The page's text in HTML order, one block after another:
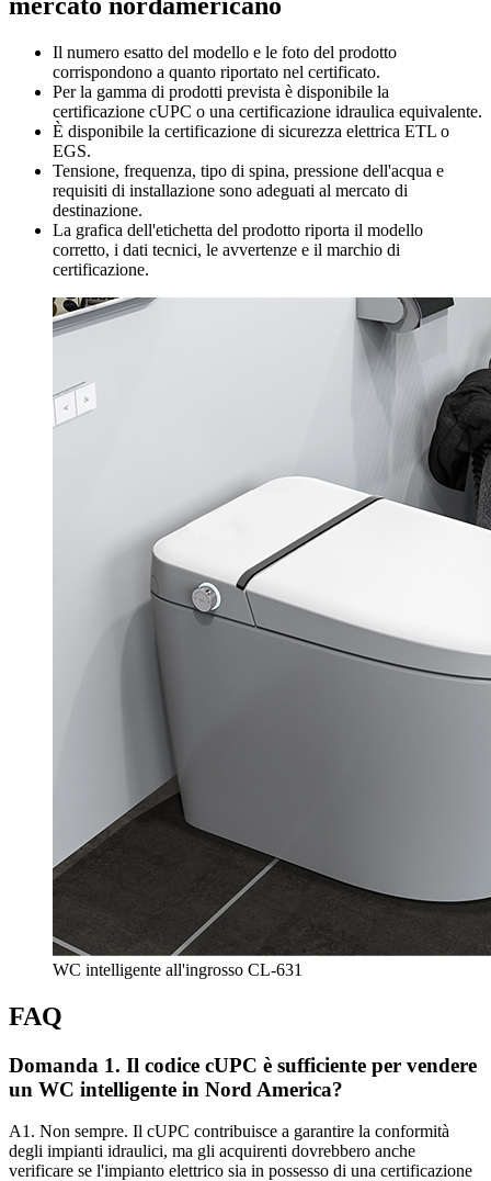
Il numero esatto del modello e le foto del prodotto
corrispondono a quanto riportato nel certificato.
Per la gamma di prodotti prevista è disponibile la
certificazione cUPC o una certificazione idraulica equivalente.
È disponibile la certificazione di sicurezza elettrica ETL o
EGS.
Tensione, frequenza, tipo di spina, pressione dell'acqua e
requisiti di installazione sono adeguati al mercato di
destinazione.
La grafica dell'etichetta del prodotto riporta il modello
corretto, i dati tecnici, le avvertenze e il marchio di
certificazione.
WC intelligente all'ingrosso CL-631
FAQ
Domanda 1. Il codice cUPC è sufficiente per vendere
un WC intelligente in Nord America?
A1. Non sempre. Il cUPC contribuisce a garantire la conformità
degli impianti idraulici, ma gli acquirenti dovrebbero anche
verificare se l'impianto elettrico sia in possesso di una certificazione